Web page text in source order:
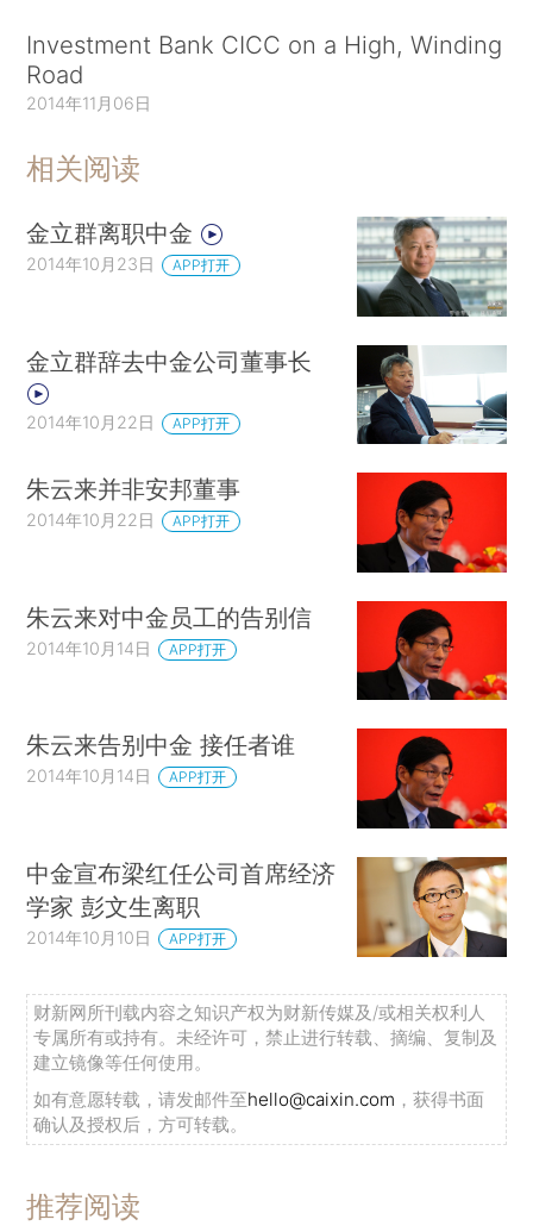
Investment Bank CICC on a High, Winding
Road
2014年11月06日
相关阅读
金立群离职中金
2014年10月23日 APP打开
金立群辞去中金公司董事长
2014年10月22日 APP打开
朱云来并非安邦董事
2014年10月22日 APP打开
朱云来对中金员工的告别信
2014年10月14日 APP打开
朱云来告别中金 接任者谁
2014年10月14日 APP打开
中金宣布梁红任公司首席经济
学家 彭文生离职
2014年10月10日 APP打开
财新网所刊载内容之知识产权为财新传媒及/或相关权利人
专属所有或持有。未经许可，禁止进行转载、摘编、复制及
建立镜像等任何使用。
如有意愿转载，请发邮件至hello@caixin.com ，获得书面
确认及授权后，方可转载。
推荐阅读